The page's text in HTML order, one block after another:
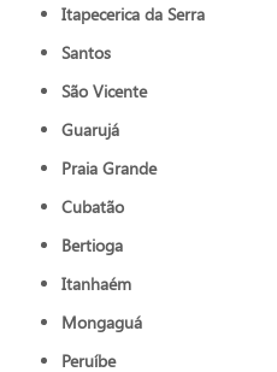
Itapecerica da Serra
Santos
São Vicente
Guarujá
Praia Grande
Cubatão
Bertioga
Itanhaém
Mongaguá
Peruíbe